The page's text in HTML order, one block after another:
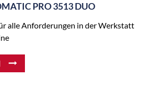
PRO 3513 DUO
alle Anforderungen in der Werkstatt